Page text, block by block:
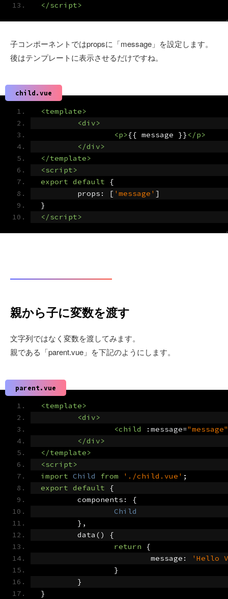
</script>
子コンポーネントではpropsに「message」を設定します。
後はテンプレートに表示させるだけですね。
child.vue
<template>
<div>
<p>{{ message }} </p>
</div>
</template>
<script>
export default
{
	props
: [ 'message' ]
}
</script>
親から子に変数を渡す
文字列ではなく変数を渡してみます。
親である「parent.vue」を下記のようにします。
parent.vue
<template>
<div>
<child
: message="message"
</div>
</template>
<script>
import Child from './child.vue' ;
export default
{
	components
:
{
Child
},
	data
()
{
return
{
			message
:
'Hello
}
}
}